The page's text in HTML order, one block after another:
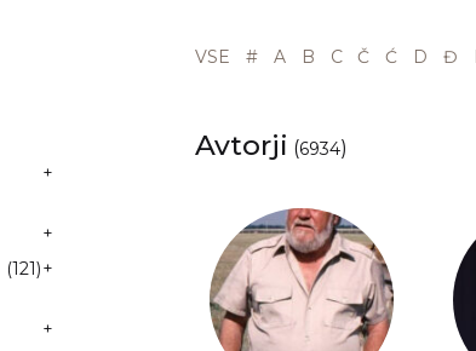
+
+
(121)+
+
VSE # A B C Č Ć D Đ
Avtorji (6934)